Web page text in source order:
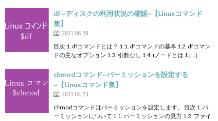
df ~ディスクの利用状況の確認~【Linuxコマンド
集】
2021.06.28
目次 1. dfコマンドとは？ 1.1. dfコマンドの基本 1.2. dfコマン
ドの主なオプション 1.3. 引数なし 1.4. iノードとは 1.[…]
chmodコマンド~パーミッションを設定する
~【Linuxコマンド集】
2021.04.23
chmodコマンドはパーミッションを設定します。 目次 1. パ
ーミッションについて 1.1. パーミッションの見方 1.2. ファイ